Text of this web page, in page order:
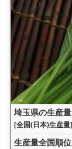
埼玉県の生産量
[全国(日本)生産量]
生産量全国順位